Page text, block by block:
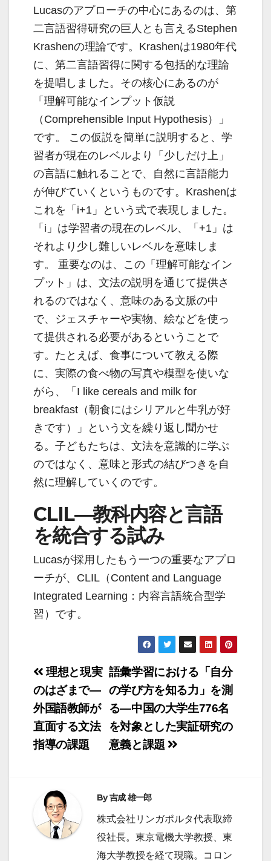
Lucasのアプローチの中心にあるのは、第
二言語習得研究の巨人とも言えるStephen
Krashenの理論です。Krashenは1980年代
に、第二言語習得に関する包括的な理論
を提唱しました。その核心にあるのが
「理解可能なインプット仮説
（Comprehensible Input Hypothesis）」
です。 この仮説を簡単に説明すると、学
習者が現在のレベルより「少しだけ上」
の言語に触れることで、自然に言語能力
が伸びていくというものです。Krashenは
これを「i+1」という式で表現しました。
「i」は学習者の現在のレベル、「+1」は
それより少し難しいレベルを意味しま
す。 重要なのは、この「理解可能なイン
プット」は、文法の説明を通じて提供さ
れるのではなく、意味のある文脈の中
で、ジェスチャーや実物、絵などを使っ
て提供される必要があるということで
す。たとえば、食事について教える際
に、実際の食べ物の写真や模型を使いな
がら、「I like cereals and milk for
breakfast（朝食にはシリアルと牛乳が好
きです）」という文を繰り返し聞かせ
る。子どもたちは、文法を意識的に学ぶ
のではなく、意味と形式の結びつきを自
然に理解していくのです。
CLIL―教科内容と言語
を統合する試み
Lucasが採用したもう一つの重要なアプロ
ーチが、CLIL（Content and Language
Integrated Learning：内容言語統合型学
習）です。
投
稿
ナ
ビ
ゲ
シ
ョ
ン
語彙学習における「自分
の学び方を知る力」を測
る―中国の大学生776名
を対象とした実証研究の
意義と課題
理想と現実
のはざまで―
外国語教師が
直面する文法
指導の課題
By吉成 雄一郎
株式会社リンガポルタ代表取締
役社長。東京電機大学教授、東
海大学教授を経て現職。コロン